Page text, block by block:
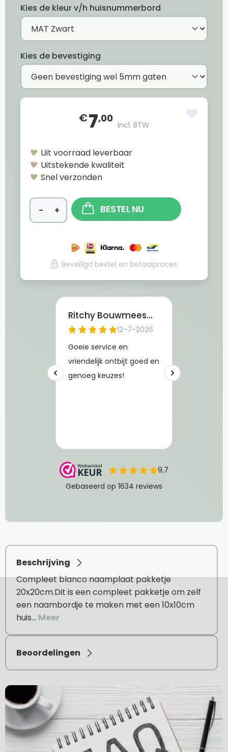
Kies de kleur v/h huisnummerbord
Kies de bevestiging
€7,00
Incl. BTW
Uit voorraad leverbaar
Uitstekende kwaliteit
Snel verzonden
− + BESTEL NU
Beveiligd bestel en betaalproces
Beschrijving
Compleet blanco naamplaat pakketje
20x20cm.Dit is een compleet pakketje om zelf
een naambordje te maken met een 10x10cm
huis… Meer
Beoordelingen